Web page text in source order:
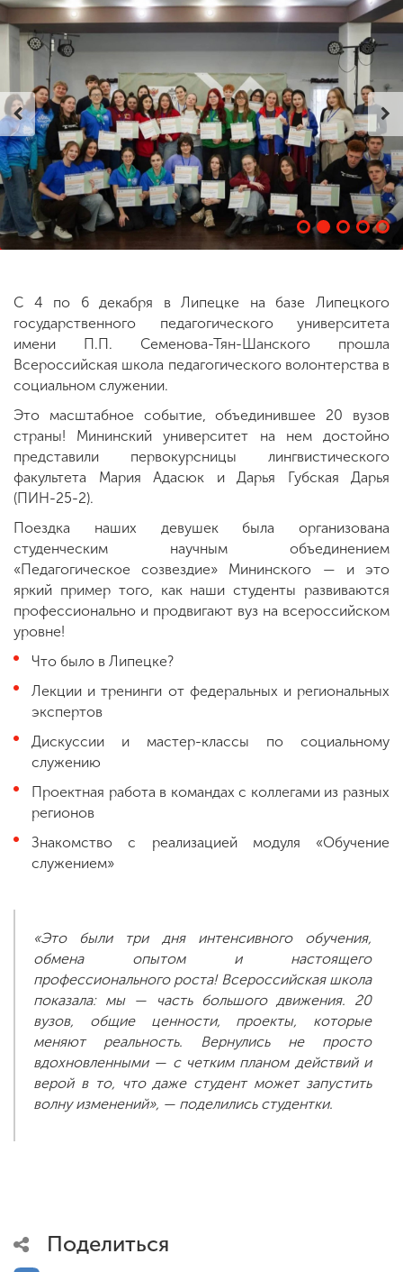
Сведения об
образовательной
организации
ENG SPN CHI
Приемная
комиссия
+7 (831) 262-26-20
С 4 по 6 декабря в Липецке на базе Липецкого
государственного педагогического университета
имени П.П. Семенова-Тян-Шанского прошла
Всероссийская школа педагогического волонтерства в
социальном служении.
Это масштабное событие, объединившее 20 вузов
страны! Мининский университет на нем достойно
представили первокурсницы лингвистического
факультета Мария Адасюк и Дарья Губская Дарья
(ПИН-25-2).
Поездка наших девушек была организована
студенческим научным объединением
«Педагогическое созвездие» Мининского — и это
яркий пример того, как наши студенты развиваются
профессионально и продвигают вуз на всероссийском
уровне!
Что было в Липецке?
Лекции и тренинги от федеральных и региональных
экспертов
Дискуссии и мастер-классы по социальному
служению
Проектная работа в командах с коллегами из разных
регионов
Знакомство с реализацией модуля «Обучение
служением»
«Это были три дня интенсивного обучения,
обмена опытом и настоящего
профессионального роста! Всероссийская школа
показала: мы — часть большого движения. 20
вузов, общие ценности, проекты, которые
меняют реальность. Вернулись не просто
вдохновленными — с четким планом действий и
верой в то, что даже студент может запустить
волну изменений», — поделились студентки.
Поделиться